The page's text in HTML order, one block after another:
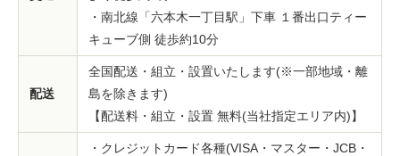
・南北線「六本木一丁目駅」下車 １番出口ティー
キューブ側 徒歩約10分
配送
全国配送・組立・設置いたします(※一部地域・離
島を除きます)
【配送料・組立・設置 無料(当社指定エリア内)】
・クレジットカード各種(VISA・マスター・JCB・